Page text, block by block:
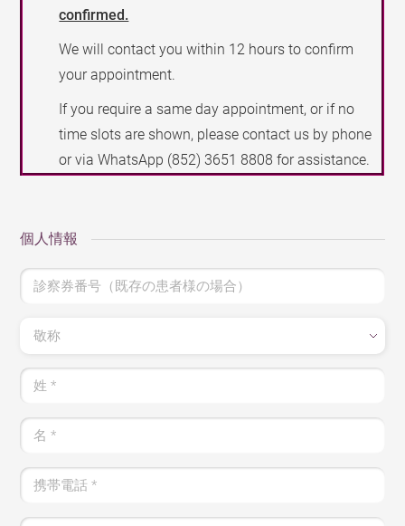
confirmed.
We will contact you within 12 hours to confirm
your appointment.
If you require a same day appointment, or if no
time slots are shown, please contact us by phone
or via WhatsApp (852) 3651 8808 for assistance.
個人情報
診察券番号（既存の患者様の場合）
敬称
姓*
名*
携帯電話*